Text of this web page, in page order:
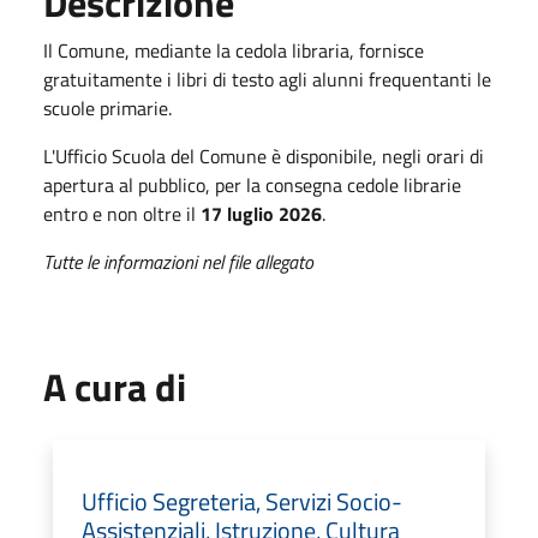
Il Comune, mediante la cedola libraria, fornisce
gratuitamente i libri di testo agli alunni frequentanti le
scuole primarie.
L'Ufficio Scuola del Comune è disponibile, negli orari di
apertura al pubblico, per la consegna cedole librarie
entro e non oltre il 17 luglio 2026.
Tutte le informazioni nel file allegato
A cura di
Ufficio Segreteria, Servizi Socio-
Assistenziali, Istruzione, Cultura